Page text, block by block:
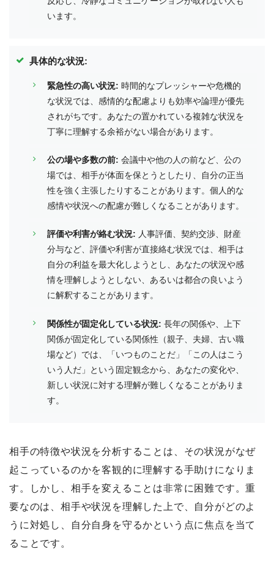
います。
具体的な状況:
緊急性の高い状況: 時間的なプレッシャーや危機的
な状況では、感情的な配慮よりも効率や論理が優先
されがちです。あなたの置かれている複雑な状況を
丁寧に理解する余裕がない場合があります。
公の場や多数の前: 会議中や他の人の前など、公の
場では、相手が体面を保とうとしたり、自分の正当
性を強く主張したりすることがあります。個人的な
感情や状況への配慮が難しくなることがあります。
評価や利害が絡む状況: 人事評価、契約交渉、財産
分与など、評価や利害が直接絡む状況では、相手は
自分の利益を最大化しようとし、あなたの状況や感
情を理解しようとしない、あるいは都合の良いよう
に解釈することがあります。
関係性が固定化している状況: 長年の関係や、上下
関係が固定化している関係性（親子、夫婦、古い職
場など）では、「いつものことだ」「この人はこう
いう人だ」という固定観念から、あなたの変化や、
新しい状況に対する理解が難しくなることがありま
す。
相手の特徴や状況を分析することは、その状況がなぜ
起こっているのかを客観的に理解する手助けになりま
す。しかし、相手を変えることは非常に困難です。重
要なのは、相手や状況を理解した上で、自分がどのよ
うに対処し、自分自身を守るかという点に焦点を当て
ることです。